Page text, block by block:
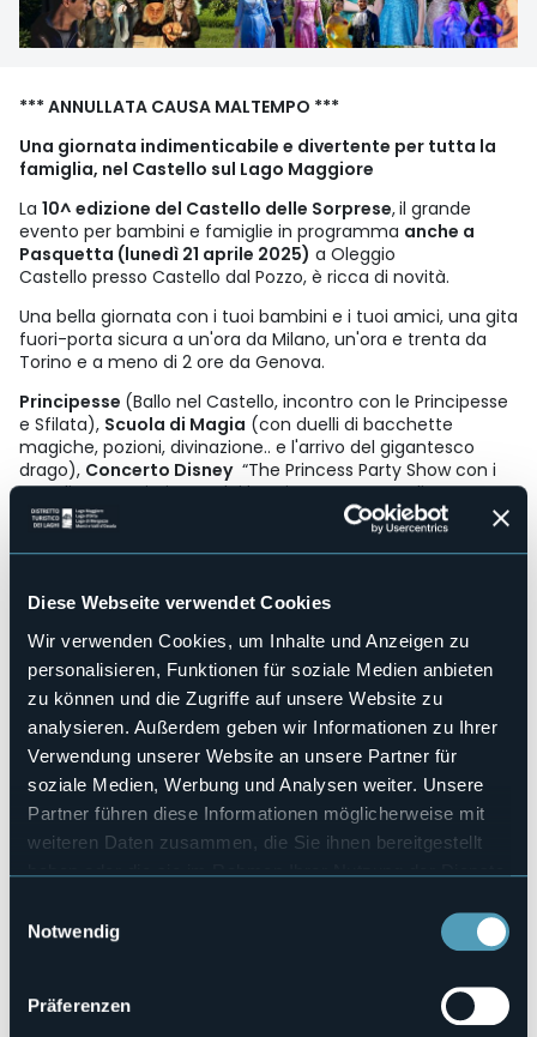
Diese Webseite verwendet Cookies
Wir verwenden Cookies, um Inhalte und Anzeigen zu
personalisieren, Funktionen für soziale Medien anbieten
zu können und die Zugriffe auf unsere Website zu
analysieren. Außerdem geben wir Informationen zu Ihrer
Verwendung unserer Website an unsere Partner für
soziale Medien, Werbung und Analysen weiter. Unsere
Partner führen diese Informationen möglicherweise mit
weiteren Daten zusammen, die Sie ihnen bereitgestellt
haben oder die sie im Rahmen Ihrer Nutzung der Dienste
Notwendig
Präferenzen
*** ANNULLATA CAUSA MALTEMPO ***
Una giornata indimenticabile e divertente per tutta la
famiglia, nel Castello sul Lago Maggiore
La 10^ edizione del Castello delle Sorprese,il grande
evento per bambini e famiglie in programma anche a
Pasquetta (lunedì 21 aprile 2025) a Oleggio
Castello presso Castello dal Pozzo, è ricca di novità.
Una bella giornata con i tuoi bambini e i tuoi amici, una gita
fuori-porta sicura a un'ora da Milano, un'ora e trenta da
Torino e a meno di 2 ore da Genova.
Principesse (Ballo nel Castello, incontro con le Principesse
e Sfilata), Scuola di Magia (con duelli di bacchette
magiche, pozioni, divinazione.. e l'arrivo del gigantesco
drago), Concerto Disney“The Princess Party Show con i
grandi successi Disney, dai brani senza tempo di
Biancaneve e Cenerentola alle hit moderne di Frozen ed
Musical Family Show "L'Isola che c'è"
Anna, Elsa, Capitan Uncino, Rapunzel, Dorothy e il Mago di
prenotare i biglietti.
In allegato anche la mappa e la tabella orari dei vari
spettacoli
Veranstaltungsmanager
Grotta di Babbo Natale
Veranstaltungsort
Castello dal Pozzo
Telefon
+39 0323 497349
info@castellodellesorprese.it